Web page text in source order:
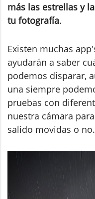
más las estrellas y
tu fotografía.
Existen muchas
ayudarán a saber
podemos disparar,
una siempre
pruebas con
nuestra cámara
salido movidas o no.